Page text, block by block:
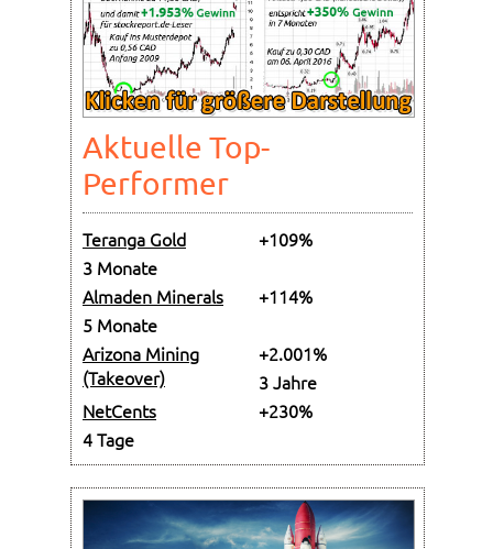
Aktuelle Top-
Performer
Teranga Gold
+109%
3 Monate
Almaden Minerals
+114%
5 Monate
Arizona Mining
(Takeover)
+2.001%
3 Jahre
NetCents
+230%
4 Tage